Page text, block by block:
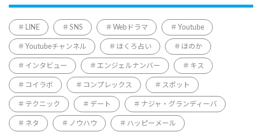
LINE SNS Webドラマ Youtube
Youtubeチャンネル ほくろ占い ほのか
インタビュー エンジェルナンバー キス
コイラボ コンプレックス スポット
テクニック デート ナジャ・グランディーバ
ネタ ノウハウ ハッピーメール